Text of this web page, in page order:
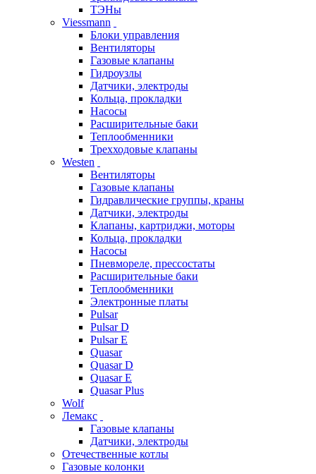
ТЭНы
Viessmann
Блоки управления
Вентиляторы
Газовые клапаны
Гидроузлы
Датчики, электроды
Кольца, прокладки
Насосы
Расширительные баки
Теплообменники
Трехходовые клапаны
Westen
Вентиляторы
Газовые клапаны
Гидравлические группы, краны
Датчики, электроды
Клапаны, картриджи, моторы
Кольца, прокладки
Насосы
Пневмореле, прессостаты
Расширительные баки
Теплообменники
Электронные платы
Pulsar
Pulsar D
Pulsar E
Quasar
Quasar D
Quasar E
Quasar Plus
Wolf
Лемакс
Газовые клапаны
Датчики, электроды
Отечественные котлы
Газовые колонки